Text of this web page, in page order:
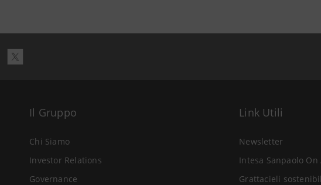
Il Gruppo
Chi Siamo
Investor Relations
Governance
Link Utili
Newsletter
Intesa Sanpaolo On
Grattacieli